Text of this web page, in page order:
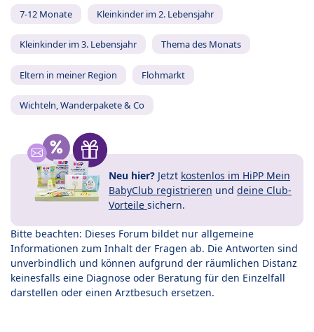
7-12 Monate Kleinkinder im 2. Lebensjahr
Kleinkinder im 3. Lebensjahr Thema des Monats
Eltern in meiner Region Flohmarkt
Wichteln, Wanderpakete & Co
Neu hier? Jetzt kostenlos im HiPP Mein
BabyClub registrieren und deine Club-
Vorteile sichern.
Bitte beachten: Dieses Forum bildet nur allgemeine
Informationen zum Inhalt der Fragen ab. Die Antworten sind
unverbindlich und können aufgrund der räumlichen Distanz
keinesfalls eine Diagnose oder Beratung für den Einzelfall
darstellen oder einen Arztbesuch ersetzen.